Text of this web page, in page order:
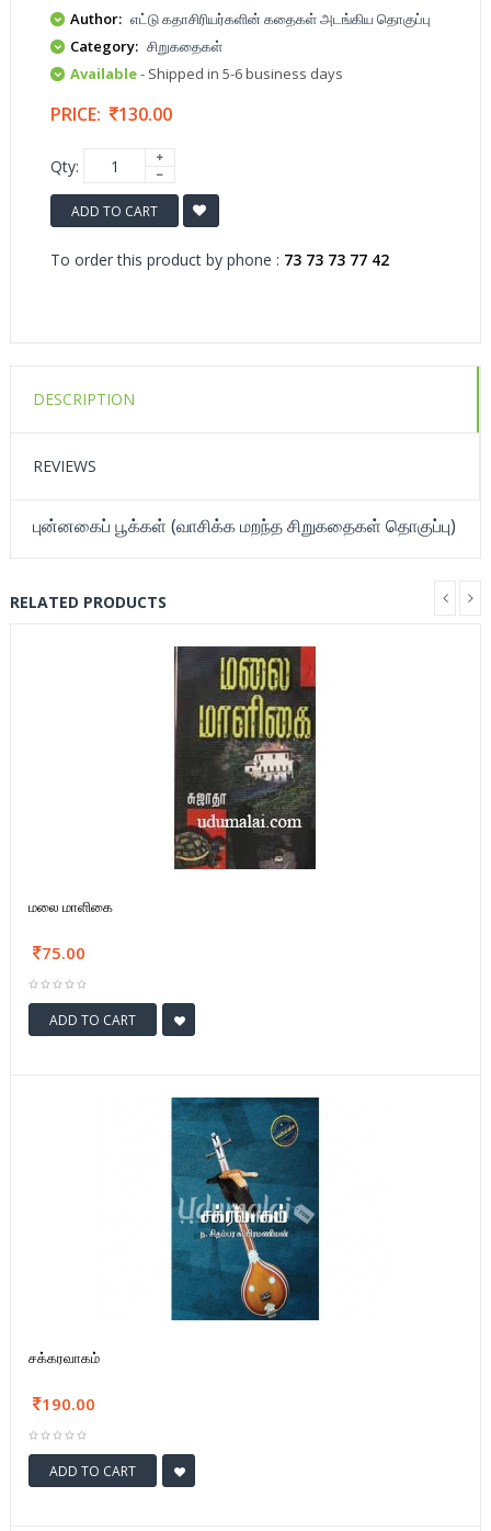
Author: எட்டு கதாசிரியர்களின் கதைகள் அடங்கிய தொகுப்பு
Category: சிறுகதைகள்
Available- Shipped in 5-6 business days
PRICE: 130.00
Qty:
ADD TO CART
To order this product by phone : 73 73 73 77 42
DESCRIPTION
REVIEWS
புன்னகைப் பூக்கள் (வாசிக்க மறந்த சிறுகதைகள் தொகுப்பு)
RELATED PRODUCTS
மலை மாளிகை
75.00
ADD TO CART
சக்கரவாகம்
190.00
ADD TO CART